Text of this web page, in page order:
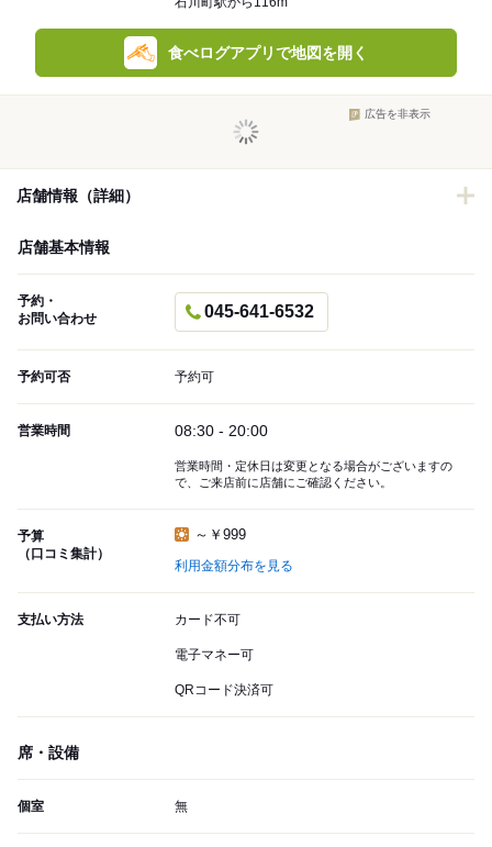
食べログアプリで地図を開く
広告を非表示
店舗情報（詳細）
店舗基本情報
予約・
お問い合わせ
045-641-6532
予約可否 予約可
営業時間 08:30 - 20:00
営業時間・定休日は変更となる場合がございますの
で、ご来店前に店舗にご確認ください。
予算
（口コミ集計）
～￥999
利用金額分布を見る
支払い方法 カード不可
電子マネー可
QRコード決済可
席・設備
個室 無